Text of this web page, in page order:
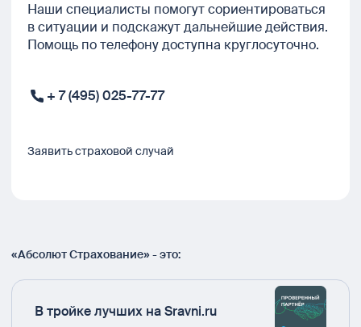
Наши специалисты помогут сориентироваться
в ситуации и подскажут дальнейшие действия.
Помощь по телефону доступна круглосуточно.
+ 7 (495) 025-77-77
Заявить страховой случай
«Абсолют Страхование» - это:
В тройке лучших на Sravni.ru